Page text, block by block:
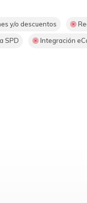
y/o descuentos
SPD Integración